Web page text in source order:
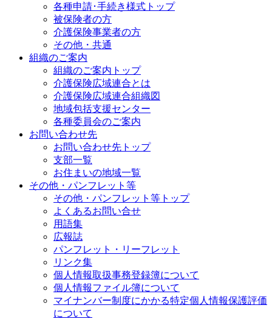
各種申請･手続き様式トップ
被保険者の方
介護保険事業者の方
その他・共通
組織のご案内
組織のご案内トップ
介護保険広域連合とは
介護保険広域連合組織図
地域包括支援センター
各種委員会のご案内
お問い合わせ先
お問い合わせ先トップ
支部一覧
お住まいの地域一覧
その他・パンフレット等
その他・パンフレット等トップ
よくあるお問い合せ
用語集
広報誌
パンフレット・リーフレット
リンク集
個人情報取扱事務登録簿について
個人情報ファイル簿について
マイナンバー制度にかかる特定個人情報保護評価
について